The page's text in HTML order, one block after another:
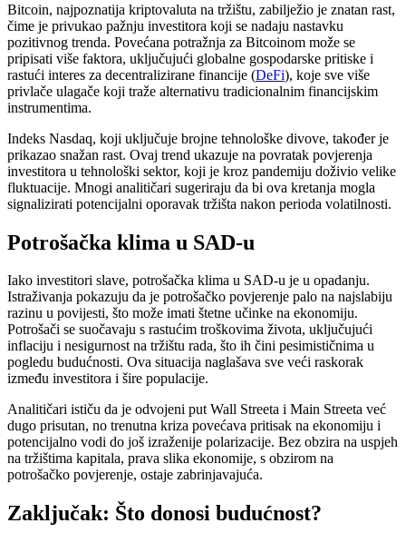
Bitcoin, najpoznatija kriptovaluta na tržištu, zabilježio je znatan rast,
čime je privukao pažnju investitora koji se nadaju nastavku
pozitivnog trenda. Povećana potražnja za Bitcoinom može se
pripisati više faktora, uključujući globalne gospodarske pritiske i
rastući interes za decentralizirane financije (DeFi), koje sve više
privlače ulagače koji traže alternativu tradicionalnim financijskim
instrumentima.
Indeks Nasdaq, koji uključuje brojne tehnološke divove, također je
prikazao snažan rast. Ovaj trend ukazuje na povratak povjerenja
investitora u tehnološki sektor, koji je kroz pandemiju doživio velike
fluktuacije. Mnogi analitičari sugeriraju da bi ova kretanja mogla
signalizirati potencijalni oporavak tržišta nakon perioda volatilnosti.
Potrošačka klima u SAD-u
Iako investitori slave, potrošačka klima u SAD-u je u opadanju.
Istraživanja pokazuju da je potrošačko povjerenje palo na najslabiju
razinu u povijesti, što može imati štetne učinke na ekonomiju.
Potrošači se suočavaju s rastućim troškovima života, uključujući
inflaciju i nesigurnost na tržištu rada, što ih čini pesimističnima u
pogledu budućnosti. Ova situacija naglašava sve veći raskorak
između investitora i šire populacije.
Analitičari ističu da je odvojeni put Wall Streeta i Main Streeta već
dugo prisutan, no trenutna kriza povećava pritisak na ekonomiju i
potencijalno vodi do još izraženije polarizacije. Bez obzira na uspjeh
na tržištima kapitala, prava slika ekonomije, s obzirom na
potrošačko povjerenje, ostaje zabrinjavajuća.
Zaključak: Što donosi budućnost?